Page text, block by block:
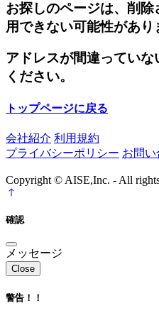
お探しのページは、削除
用できない可能性があり
アドレスが間違ってい
ください。
トップページに戻る
会社紹介 利用規約
プライバシーポリシー お問
Copyright © AISE,Inc. - All
確認
メッセージ
Close
警告！！